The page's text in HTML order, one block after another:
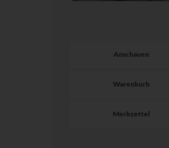
Anschauen
Warenkorb
Merkzettel